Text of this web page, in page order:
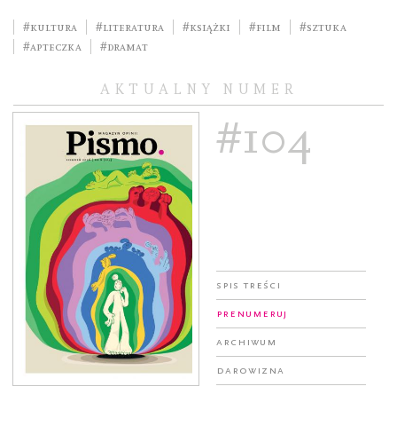
#kultura #literatura #książki #film
#sztuka
#Apteczka
#dramat
AKTUALNY NUMER
#104
Spis treści
Prenumeruj
Archiwum
Darowizna